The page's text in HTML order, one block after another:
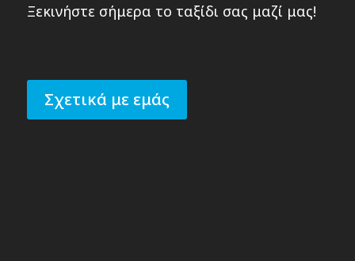
Ξεκινήστε σήμερα το ταξίδι σας μαζί μας!
Σχετικά με εμάς